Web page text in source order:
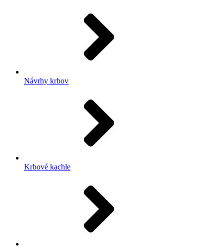
Návrhy krbov
Krbové kachle